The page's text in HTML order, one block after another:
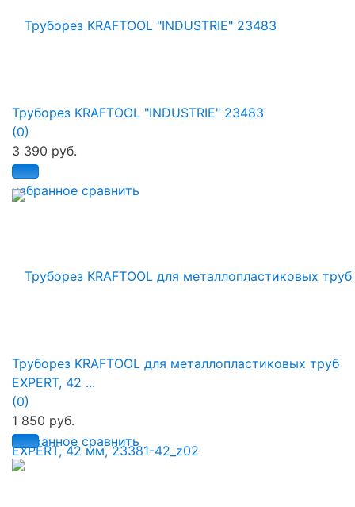
избранное сравнить
Труборез KRAFTOOL "INDUSTRIE" 23483
(0)
3 390 руб.
избранное сравнить
Труборез KRAFTOOL для металлопластиковых труб
EXPERT, 42 ...
(0)
1 850 руб.